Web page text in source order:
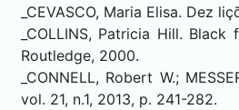
_CEVASCO, Maria Elisa. Dez
_COLLINS, Patricia Hill.
Routledge, 2000.
_CONNELL, Robert W.;
vol. 21, n.1, 2013, p. 241-282.